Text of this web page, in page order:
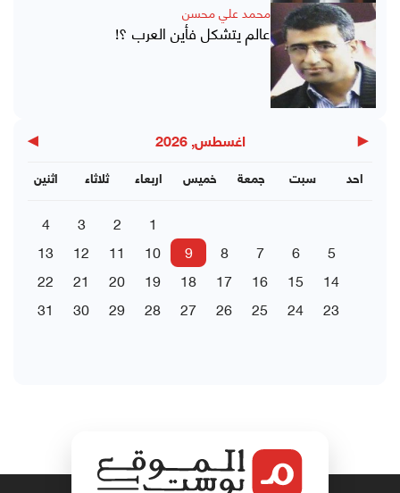
محمد علي محسن
عالم يتشكل فأين العرب ؟!
◀ اغسطس, 2026 ▶
اثنين ثلاثاء اربعاء خميس جمعة سبت احد
1
2
3
4
5
6
7
8
9
10
11
12
13
14
15
16
17
18
19
20
21
22
23
24
25
26
27
28
29
30
31